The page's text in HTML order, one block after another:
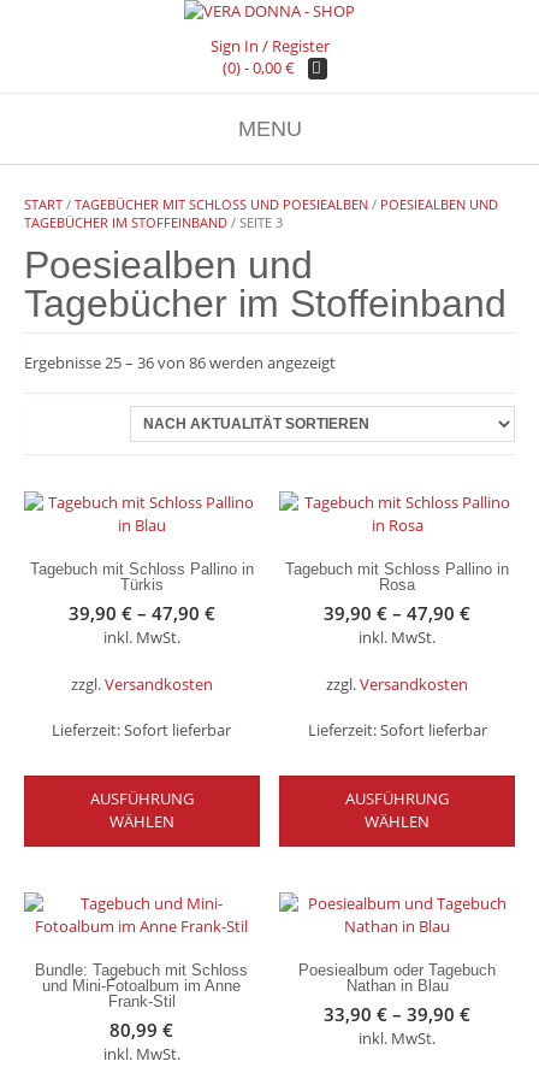
Sign In / Register
(0) -0,00€
MENU
START / TAGEBÜCHER MIT SCHLOSS UND POESIEALBEN / POESIEALBEN UND
TAGEBÜCHER IM STOFFEINBAND / SEITE 3
Poesiealben und
Tagebücher im Stoffeinband
Ergebnisse 25 – 36 von 86 werden angezeigtNach
sortiert
Tagebuch mit Schloss Pallino in
Türkis
39,90 €– 47,90 €
inkl. MwSt.
zzgl.Versandkosten
Lieferzeit:Sofort lieferbar
AUSFÜHRUNG
WÄHLEN
Dieses
mehrere
auf.
Die
Produktseite
Tagebuch mit Schloss Pallino in
Rosa
39,90€ –47,90€
inkl. MwSt.
zzgl.Versandkosten
Lieferzeit:Sofort lieferbar
AUSFÜHRUNG
WÄHLEN
Bundle: Tagebuch mit Schloss
und Mini-Fotoalbum im Anne
Frank-Stil
80,99€
inkl. MwSt.
Poesiealbum oder Tagebuch
Nathan in Blau
33,90€ –39,90€
inkl. MwSt.